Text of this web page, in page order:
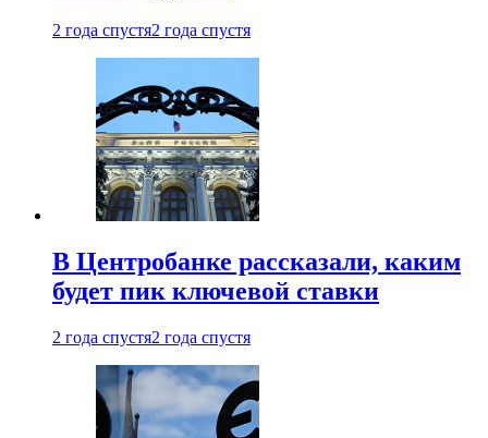
2 года спустя2 года спустя
В Центробанке рассказали, каким
будет пик ключевой ставки
2 года спустя2 года спустя